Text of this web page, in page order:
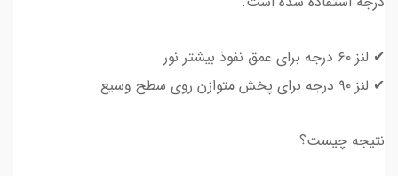
✔ لنز ۶۰ درجه برای عمق نفوذ بیشتر نور
✔ لنز ۹۰ درجه برای پخش متوازن روی سطح وسیع
نتیجه چیست؟